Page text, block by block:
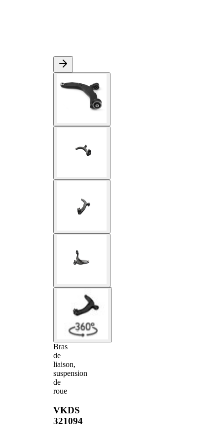
Bras
de
liaison,
suspension
de
roue
VKDS
321094